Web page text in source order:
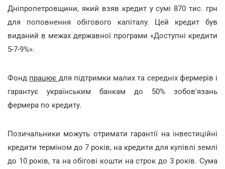
Дніпропетровщини, який взяв кредит у сумі 870 тис. грн
для поповнення обігового капіталу. Цей кредит був
виданий в межах державної програми «Доступні кредити
5-7-9%».
Фонд працює для підтримки малих та середніх фермерів і
гарантує українським банкам до 50% зобов'язань
фермера по кредиту.
Позичальники можуть отримати гарантії на інвестиційні
кредити терміном до 7 років, на кредити для купівлі землі
до 10 років, та на обігові кошти на строк до 3 років. Сума